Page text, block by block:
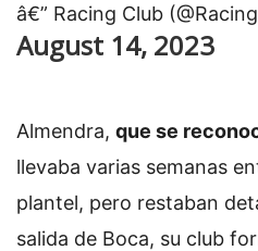
â€” Racing Club
August 14, 2023
Almendra, que se
llevaba varias semanas
plantel, pero restaban
salida de Boca, su club